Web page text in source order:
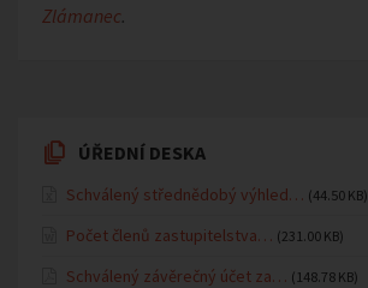
Zlámanec.
ÚŘEDNÍ DESKA
Schválený střednědobý výhled… (44.50 KB)
Počet členů zastupitelstva… (231.00 KB)
Schválený závěrečný účet za… (148.78 KB)